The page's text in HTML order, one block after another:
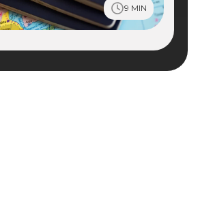
9 MIN